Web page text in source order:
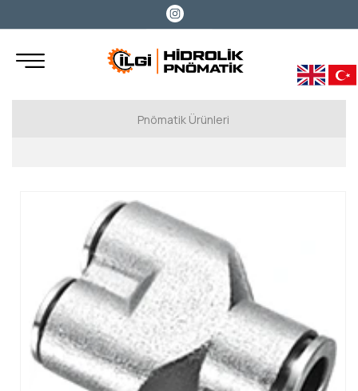
Pnömatik Ürünleri
MTECH (Plastik Hortum Rekorlar)
MTECH (Sarı Rakorlar)